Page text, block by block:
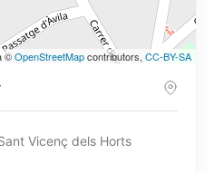
©OpenStreetMapcontributors, CC-BY-SA
Vicenç dels Horts